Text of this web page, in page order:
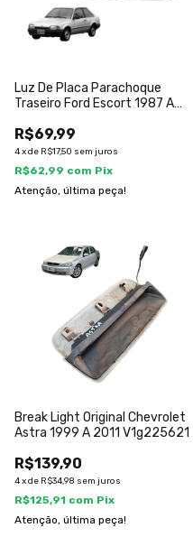
Luz De Placa Parachoque
Traseiro Ford Escort 1987 A
R$69,99
4xde R$17,50 sem juros
R$62,99 com Pix
Atenção, última peça!
Break Light Original Chevrolet
Astra 1999 A 2011 V1g225621
R$139,90
4xde R$34,98 sem juros
R$125,91 com Pix
Atenção, última peça!